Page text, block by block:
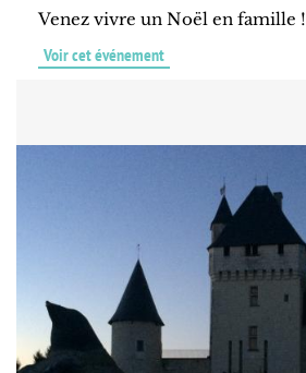
Venez vivre un Noël en famille !
Voir cet événement